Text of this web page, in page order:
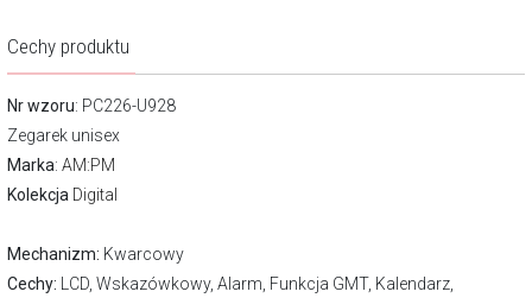
Cechy produktu
Nr wzoru: PC226-U928
Zegarek unisex
Marka: AM:PM
Kolekcja Digital
Mechanizm: Kwarcowy
Cechy: LCD, Wskazówkowy, Alarm, Funkcja GMT, Kalendarz,